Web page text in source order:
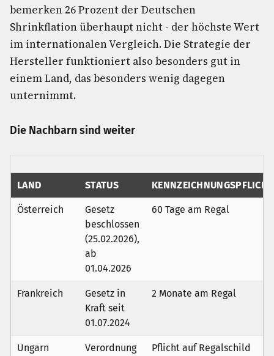
bemerken 26 Prozent der Deutschen
Shrinkflation überhaupt nicht - der höchste Wert
im internationalen Vergleich. Die Strategie der
Hersteller funktioniert also besonders gut in
einem Land, das besonders wenig dagegen
unternimmt.
Die Nachbarn sind weiter
LAND STATUS KENNZEICHNUNGSPFLICHT
Österreich
Gesetz
beschlossen
(25.02.2026),
ab
01.04.2026
60 Tage am Regal
Frankreich
Gesetz in
Kraft seit
01.07.2024
2 Monate am Regal
Ungarn
Verordnung
Pflicht auf Regalschild